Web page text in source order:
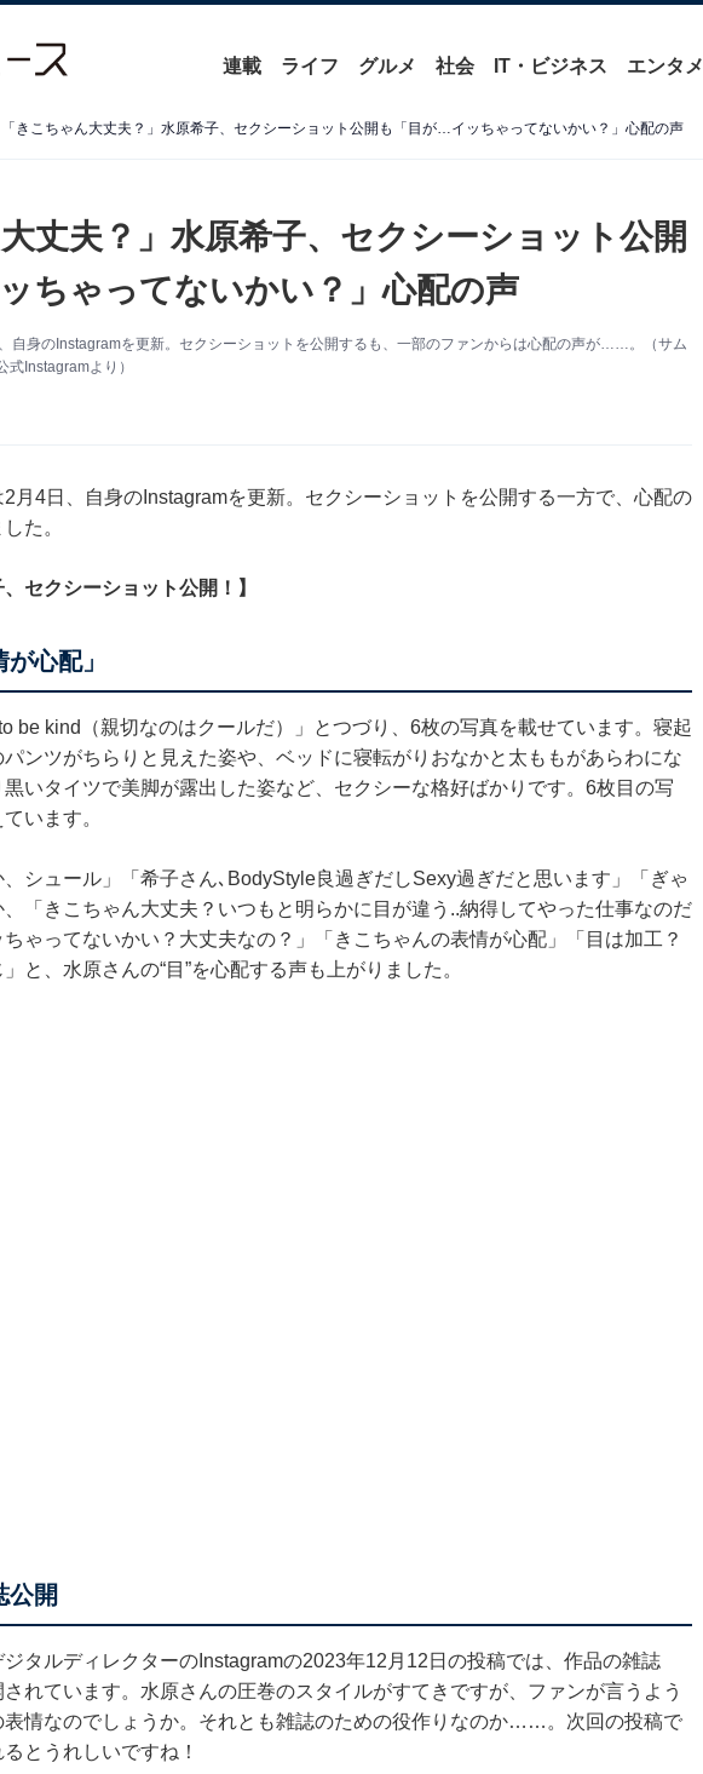
連載 ライフ グルメ 社会 IT・ビジネス エンタメ
「きこちゃん大丈夫？」水原希子、セクシーショット公開も「目が…イッちゃってないかい？」心配の声
大丈夫？」水原希子、セクシーショット公開
ちゃってないかい？」心配の声
自身のInstagramを更新。セクシーショットを公開するも、一部のファンからは心配の声が……。（サム
式Instagramより）
月4日、自身のInstagramを更新。セクシーショットを公開する一方で、心配の
た。
セクシーショット公開！】
心配」
be kind（親切なのはクールだ）」とつづり、6枚の写真を載せています。寝起
ンツがちらりと見えた姿や、ベッドに寝転がりおなかと太ももがあらわにな
いタイツで美脚が露出した姿など、セクシーな格好ばかりです。6枚目の写
います。
シュール」「希子さん､BodyStyle良過ぎだしSexy過ぎだと思います」「ぎゃ
「きこちゃん大丈夫？いつもと明らかに目が違う..納得してやった仕事なのだ
ゃってないかい？大丈夫なの？」「きこちゃんの表情が心配」「目は加工？
と、水原さんの“目”を心配する声も上がりました。
公開
タルディレクターのInstagramの2023年12月12日の投稿では、作品の雑誌
れています。水原さんの圧巻のスタイルがすてきですが、ファンが言うよう
表情なのでしょうか。それとも雑誌のための役作りなのか……。次回の投稿で
とうれしいですね！